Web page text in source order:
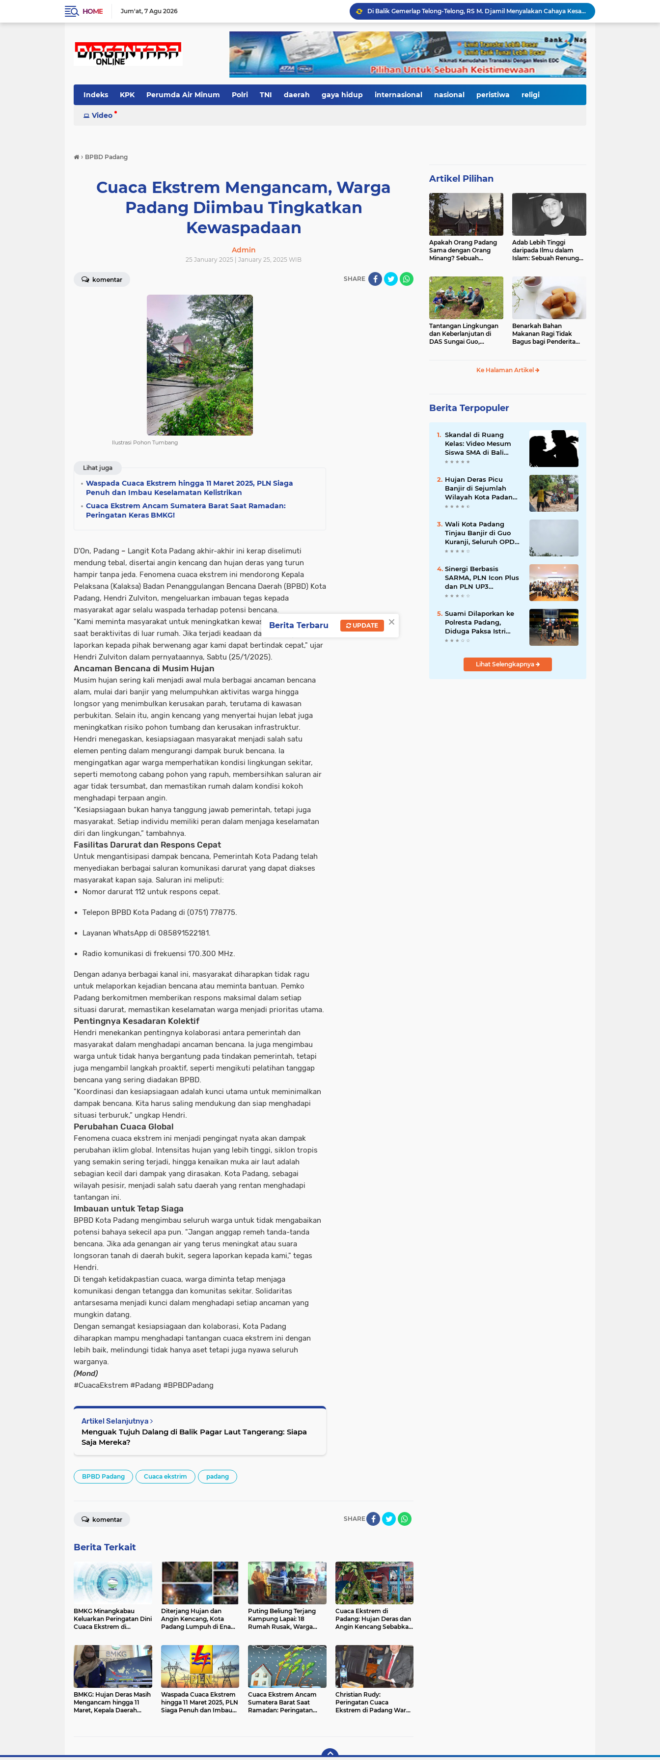
HOME Jum'at 7 Agu 2026
Di Balik Gemerlap Telong-Telong, RS M. Djamil Menyalakan Cahaya Kesadaran Kesehatan untuk Warga Padang
Pascabanjir, PUPR Kota Padang Gerak Cepat Pulihkan Irigasi Pertanian di Kuranji dan Pauh, Pasokan Air Sawah Jadi Prioritas
Padang Utara Tampilkan Kearifan Lokal di Festival Telong-Telong, Tradisi Malamang dan Potensi Seafood Curi Perhatian Ribuan Pengunjung
HJK Padang ke-357 Berubah Jadi Gerakan Kemanusiaan, Pemko Hadirkan "Road to Gastronomy Charity" untuk Bantu Korban Banjir
Dua Perwira Polresta Banda Aceh Dikabarkan Diamankan Mabes Polri, Dugaan Narkoba hingga Penyalahgunaan Wewenang Masih Menunggu Kepastian
Kurnia Nugraha Raih Indonesia Public Relations Top Leader 2026, Bukti Komitmen JNE Bangun Bisnis Berkelanjutan Lewat Komunikasi Berdampak
International Symposium Kota Tua Padang Gaungkan Kolaborasi Dunia, Fadly Amran Ajak Selamatkan Batang Arau dan Wujudkan Pariwisata Berkelanjutan
Indeks KPK Perumda Air Minum Polri TNI daerah gaya hidup internasional nasional peristiwa religi
Video
› BPBD Padang
Cuaca Ekstrem Mengancam, Warga
Padang Diimbau Tingkatkan
Kewaspadaan
Admin
25 January 2025 | January 25, 2025 WIB
komentar SHARE
Ilustrasi Pohon Tumbang
Lihat juga
Waspada Cuaca Ekstrem hingga 11 Maret 2025, PLN Siaga
Penuh dan Imbau Keselamatan Kelistrikan
Cuaca Ekstrem Ancam Sumatera Barat Saat Ramadan:
Peringatan Keras BMKG!
D'On, Padang – Langit Kota Padang akhir-akhir ini kerap diselimuti
mendung tebal, disertai angin kencang dan hujan deras yang turun
hampir tanpa jeda. Fenomena cuaca ekstrem ini mendorong Kepala
Pelaksana (Kalaksa) Badan Penanggulangan Bencana Daerah (BPBD) Kota
Padang, Hendri Zulviton, mengeluarkan imbauan tegas kepada
masyarakat agar selalu waspada terhadap potensi bencana.
"Kami meminta masyarakat untuk meningkatkan kewaspadaan, terutama
saat beraktivitas di luar rumah. Jika terjadi keadaan darurat, segera
laporkan kepada pihak berwenang agar kami dapat bertindak cepat," ujar
Hendri Zulviton dalam pernyataannya, Sabtu (25/1/2025).
Ancaman Bencana di Musim Hujan
Musim hujan sering kali menjadi awal mula berbagai ancaman bencana
alam, mulai dari banjir yang melumpuhkan aktivitas warga hingga
longsor yang menimbulkan kerusakan parah, terutama di kawasan
perbukitan. Selain itu, angin kencang yang menyertai hujan lebat juga
meningkatkan risiko pohon tumbang dan kerusakan infrastruktur.
Hendri menegaskan, kesiapsiagaan masyarakat menjadi salah satu
elemen penting dalam mengurangi dampak buruk bencana. Ia
mengingatkan agar warga memperhatikan kondisi lingkungan sekitar,
seperti memotong cabang pohon yang rapuh, membersihkan saluran air
agar tidak tersumbat, dan memastikan rumah dalam kondisi kokoh
menghadapi terpaan angin.
“Kesiapsiagaan bukan hanya tanggung jawab pemerintah, tetapi juga
masyarakat. Setiap individu memiliki peran dalam menjaga keselamatan
diri dan lingkungan,” tambahnya.
Fasilitas Darurat dan Respons Cepat
Untuk mengantisipasi dampak bencana, Pemerintah Kota Padang telah
menyediakan berbagai saluran komunikasi darurat yang dapat diakses
masyarakat kapan saja. Saluran ini meliputi:
Nomor darurat 112 untuk respons cepat.
Telepon BPBD Kota Padang di (0751) 778775.
Layanan WhatsApp di 085891522181.
Radio komunikasi di frekuensi 170.300 MHz.
Dengan adanya berbagai kanal ini, masyarakat diharapkan tidak ragu
untuk melaporkan kejadian bencana atau meminta bantuan. Pemko
Padang berkomitmen memberikan respons maksimal dalam setiap
situasi darurat, memastikan keselamatan warga menjadi prioritas utama.
Pentingnya Kesadaran Kolektif
Hendri menekankan pentingnya kolaborasi antara pemerintah dan
masyarakat dalam menghadapi ancaman bencana. Ia juga mengimbau
warga untuk tidak hanya bergantung pada tindakan pemerintah, tetapi
juga mengambil langkah proaktif, seperti mengikuti pelatihan tanggap
bencana yang sering diadakan BPBD.
"Koordinasi dan kesiapsiagaan adalah kunci utama untuk meminimalkan
dampak bencana. Kita harus saling mendukung dan siap menghadapi
situasi terburuk,” ungkap Hendri.
Perubahan Cuaca Global
Fenomena cuaca ekstrem ini menjadi pengingat nyata akan dampak
perubahan iklim global. Intensitas hujan yang lebih tinggi, siklon tropis
yang semakin sering terjadi, hingga kenaikan muka air laut adalah
sebagian kecil dari dampak yang dirasakan. Kota Padang, sebagai
wilayah pesisir, menjadi salah satu daerah yang rentan menghadapi
tantangan ini.
Imbauan untuk Tetap Siaga
BPBD Kota Padang mengimbau seluruh warga untuk tidak mengabaikan
potensi bahaya sekecil apa pun. "Jangan anggap remeh tanda-tanda
bencana. Jika ada genangan air yang terus meningkat atau suara
longsoran tanah di daerah bukit, segera laporkan kepada kami," tegas
Hendri.
Di tengah ketidakpastian cuaca, warga diminta tetap menjaga
komunikasi dengan tetangga dan komunitas sekitar. Solidaritas
antarsesama menjadi kunci dalam menghadapi setiap ancaman yang
mungkin datang.
Dengan semangat kesiapsiagaan dan kolaborasi, Kota Padang
diharapkan mampu menghadapi tantangan cuaca ekstrem ini dengan
lebih baik, melindungi tidak hanya aset tetapi juga nyawa seluruh
warganya.
(Mond)
#CuacaEkstrem #Padang #BPBDPadang
Artikel Selanjutnya
Menguak Tujuh Dalang di Balik Pagar Laut Tangerang: Siapa
Saja Mereka?
BPBD Padang Cuaca ekstrim padang
SHARE
komentar
Berita Terkait
BMKG Minangkabau
Keluarkan Peringatan Dini
Cuaca Ekstrem di
Kencang Ancam
Sejumlah Daerah 11–13
Mei 2025
Diterjang Hujan dan
Angin Kencang, Kota
Padang Lumpuh di Enam
Puting Beliung Terjang
Kampung Lapai: 18
Rumah Rusak, Warga
Cuaca Ekstrem di
Padang: Hujan Deras dan
Angin Kencang Sebabkan
Cepat
BMKG: Hujan Deras Masih
Mengancam hingga 11
Maret, Kepala Daerah
Waspada Cuaca Ekstrem
hingga 11 Maret 2025, PLN
Siaga Penuh dan Imbau
Cuaca Ekstrem Ancam
Sumatera Barat Saat
Ramadan: Peringatan
Christian Rudy:
Peringatan Cuaca
Ekstrem di Padang Warga
Artikel Pilihan
Apakah Orang Padang
Sama dengan Orang
Minang? Sebuah
Adab Lebih Tinggi
daripada Ilmu dalam
Islam: Sebuah Renungan
Tantangan Lingkungan
dan Keberlanjutan di
DAS Sungai Guo,
Benarkah Bahan
Makanan Ragi Tidak
Bagus bagi Penderita
Ke Halaman Artikel
Berita Terpopuler
Skandal di Ruang
Kelas: Video Mesum
Siswa SMA di Bali
Viral, Hukuman dan
Mengikuti
Hujan Deras Picu
Banjir di Sejumlah
Wilayah Kota Padang,
Warga Dievakuasi dan
Banjir Susulan
Wali Kota Padang
Tinjau Banjir di Guo
Kuranji, Seluruh OPD
Disiagakan dan
Dipercepat
Sinergi Berbasis
SARMA, PLN Icon Plus
dan PLN UP3
Tanjungpinang
Strategis
Suami Dilaporkan ke
Polresta Padang,
Diduga Paksa Istri
Layani Pria Lain
Lihat Selengkapnya
×
Berita Terbaru UPDATE